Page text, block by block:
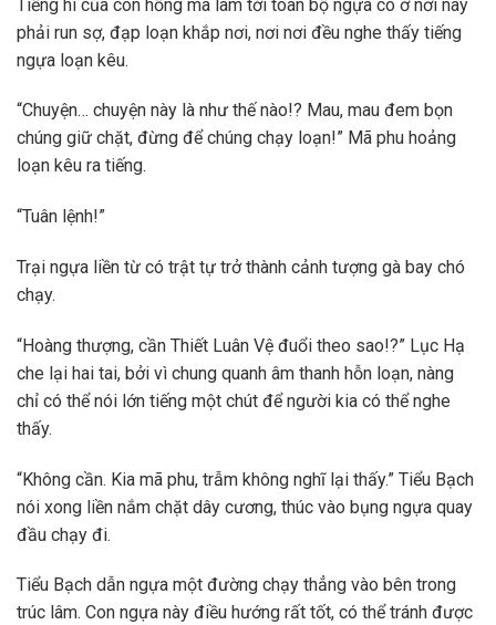
Tiếng hí của con hồng mã làm tới toàn bộ ngựa có ở nơi này
phải run sợ, đạp loạn khắp nơi, nơi nơi đều nghe thấy tiếng
ngựa loạn kêu.
“Chuyện… chuyện này là như thế nào!? Mau, mau đem bọn
chúng giữ chặt, đừng để chúng chạy loạn!” Mã phu hoảng
loạn kêu ra tiếng.
“Tuân lệnh!”
Trại ngựa liền từ có trật tự trở thành cảnh tượng gà bay chó
chạy.
“Hoàng thượng, cần Thiết Luân Vệ đuổi theo sao!?” Lục Hạ
che lại hai tai, bởi vì chung quanh âm thanh hỗn loạn, nàng
chỉ có thể nói lớn tiếng một chút để người kia có thể nghe
thấy.
“Không cần. Kia mã phu, trẫm không nghĩ lại thấy.” Tiểu Bạch
nói xong liền nắm chặt dây cương, thúc vào bụng ngựa quay
đầu chạy đi.
Tiểu Bạch dẫn ngựa một đường chạy thẳng vào bên trong
trúc lâm. Con ngựa này điều hướng rất tốt, có thể tránh được